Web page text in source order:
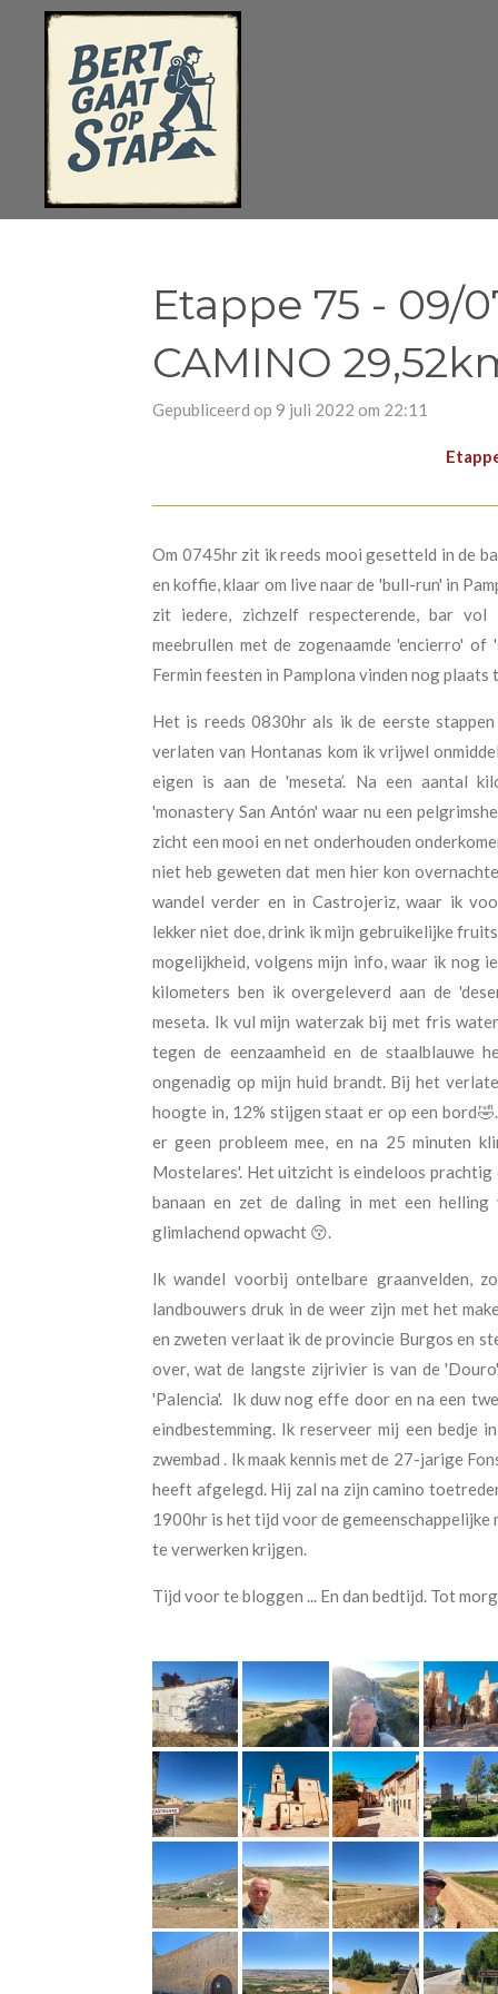
direct
hoofdinhoud
Etappe 75 - 09/
CAMINO
Gepubliceerd op 9 juli 2022 om 22:11
Om 0745hr zit ik reeds mooi gesetteld in de
en koffie, klaar om live naar de 'bull-run' in
zit iedere, zichzelf respecterende, bar vol
meebrullen met de zogenaamde 'encierro' of
Fermin feesten in Pamplona vinden nog
Het is reeds 0830hr als ik de eerste
verlaten van Hontanas kom ik vrijwel
eigen is aan de 'meseta’. Na een aantal
'monastery San Antón' waar nu een
zicht een mooi en net onderhouden
niet heb geweten dat men hier kon
wandel verder en in Castrojeriz, waar ik
lekker niet doe, drink ik mijn gebruikelijke
mogelijkheid, volgens mijn info, waar ik nog
kilometers ben ik overgeleverd aan de
meseta. Ik vul mijn waterzak bij met fris
tegen de eenzaamheid en de staalblauwe
ongenadig op mijn huid brandt. Bij het
hoogte in, 12% stijgen staat er op een
er geen probleem mee, en na 25 minuten
Mostelares'. Het uitzicht is eindeloos
banaan en zet de daling in met een
glimlachend opwacht 😚.
Ik wandel voorbij ontelbare graanvelden,
landbouwers druk in de weer zijn met het
en zweten verlaat ik de provincie Burgos en
over, wat de langste zijrivier is van de
'Palencia'. Ik duw nog effe door en na een
eindbestemming. Ik reserveer mij een bedje
zwembad . Ik maak kennis met de 27-jarige
heeft afgelegd. Hij zal na zijn camino
1900hr is het tijd voor de
te verwerken krijgen.
Tijd voor te bloggen ... En dan bedtijd. Tot